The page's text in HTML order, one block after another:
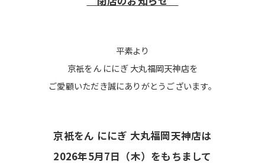
平素より
京衹をん ににぎ 大丸福岡天神店を
ご愛顧いただき誠にありがとうございます。
京衹をん ににぎ 大丸福岡天神店は
2026年5月7日（木）をもちまして